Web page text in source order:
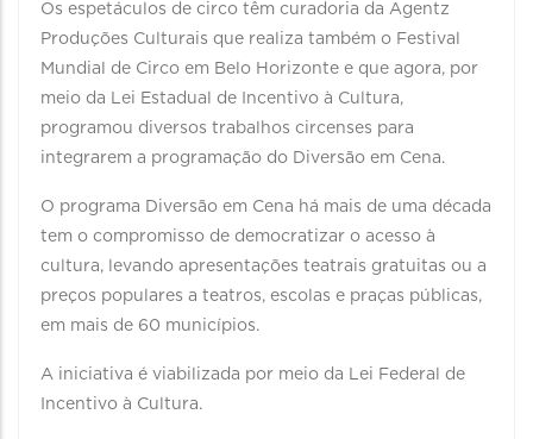
Os espetáculos de circo têm curadoria da Agentz
Produções Culturais que realiza também o Festival
Mundial de Circo em Belo Horizonte e que agora, por
meio da Lei Estadual de Incentivo à Cultura,
programou diversos trabalhos circenses para
integrarem a programação do Diversão em Cena.
O programa Diversão em Cena há mais de uma década
tem o compromisso de democratizar o acesso à
cultura, levando apresentações teatrais gratuitas ou a
preços populares a teatros, escolas e praças públicas,
em mais de 60 municípios.
A iniciativa é viabilizada por meio da Lei Federal de
Incentivo à Cultura.